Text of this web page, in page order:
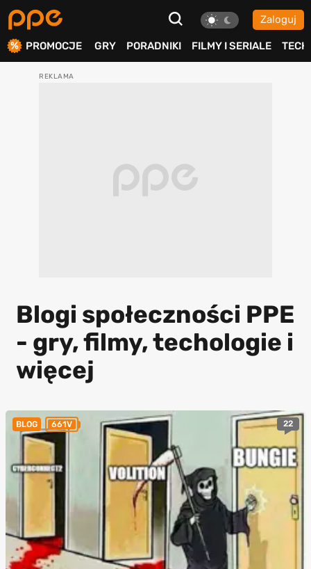
Zaloguj
PROMOCJE GRY PORADNIKI FILMY I SERIALE TECH
Blogi społeczności PPE
- gry, filmy, techologie i
więcej
BLOG 661V 22